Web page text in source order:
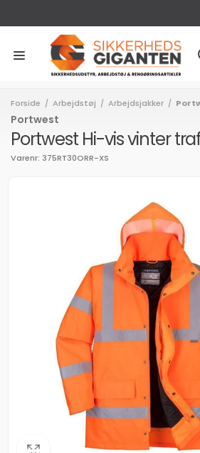
Forside / Arbejdstøj / Arbejdsjakker /
Portwest
Portwest Hi-vis vinter
Varenr: 375RT30ORR-XS